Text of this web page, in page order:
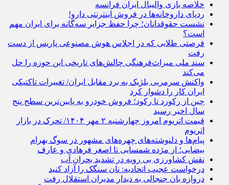
خلاصه بازی والیبال ایران فرانسه
ردپای داروخانه‌ها در فروش اینترنتی دارو!
نشست حقوقدانان؛ چرا حفظ جزایر سه‌گانه برای ایران مهم
است؟
فرصتی طلایی که در اجلاس هوش مصنوعی پاریس از دست
رفت
سند ملی میراث‌فرهنگی چالش‌های تاریخی این حوزه را حل
می‌کند
واکنش سرمربی بلژیک به برد مقابل ایران/ تغییرات تاکتیکی
ایران کار را دشوار کرد
چین از رکورد تا رکود؛ فروش خودرو به پایین‌ترین سطح پنج
سال اخیر رسید
قیمت اتریوم امروز چهارشنبه ۲ مهر ۱۴۰۴/ تحرک در بازار
اتریوم
پیام‌ها و دلنوشته‌های چهره‌های مشهور در سوگ بهرام
بیضایی؛ از مژده شمسایی تا اصغر فرهادی و عارف
نقش کشاورزی بی رویه در تشدید بحران آب
درخواست عجیب اتحادیه: نان سنگک را آزاد کنید
دروازه بان جنجالی به دیدار مدیران استقلال رفت